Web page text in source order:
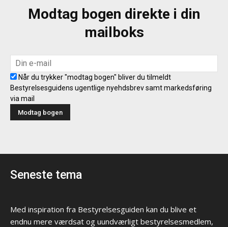
Modtag bogen direkte i din
mailboks
Når du trykker "modtag bogen" bliver du tilmeldt
Bestyrelsesguidens ugentlige nyehdsbrev samt markedsføring
via mail
Seneste tema
Med inspiration fra Bestyrelsesguiden kan du blive et
endnu mere værdsat og uundværligt bestyrelsesmedlem,